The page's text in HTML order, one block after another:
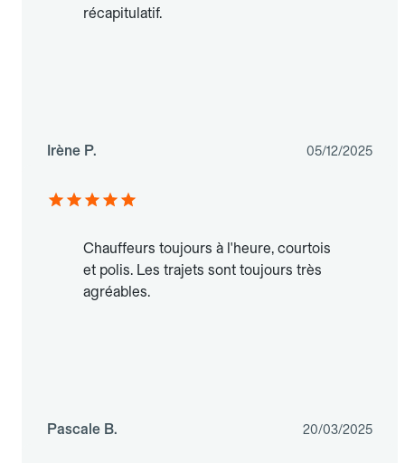
récapitulatif.
Irène P. 05/12/2025
Chauffeurs toujours à l'heure, courtois
et polis. Les trajets sont toujours très
agréables.
Pascale B. 20/03/2025